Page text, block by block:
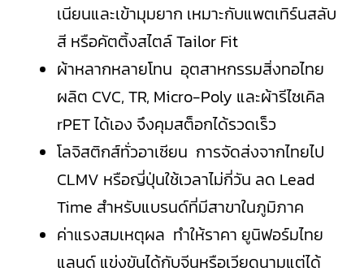
เนียนและเข้ามุมยาก เหมาะกับแพตเทิร์นสลับ
สี หรือคัตติ้งสไตล์ Tailor Fit
ผ้าหลากหลายโทน อุตสาหกรรมสิ่งทอไทย
ผลิต CVC, TR, Micro-Poly และผ้ารีไซเคิล
rPET ได้เอง จึงคุมสต็อกได้รวดเร็ว
โลจิสติกส์ทั่วอาเซียน การจัดส่งจากไทยไป
CLMV หรือญี่ปุ่นใช้เวลาไม่กี่วัน ลด Lead
Time สำหรับแบรนด์ที่มีสาขาในภูมิภาค
ค่าแรงสมเหตุผล ทำให้ราคา ยูนิฟอร์มไทย
แลนด์ แข่งขันได้กับจีนหรือเวียดนามแต่ได้